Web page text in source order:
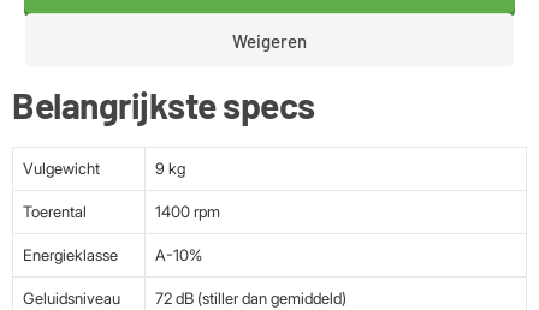
Weigeren
aan via de app, waardoor je tot 70% zuiniger wast.
Belangrijkste specs
Vulgewicht 9 kg
Toerental 1400 rpm
Energieklasse A-10%
Geluidsniveau 72 dB (stiller dan gemiddeld)